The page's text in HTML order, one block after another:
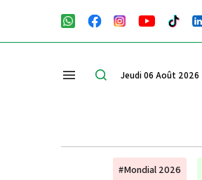
Jeudi 06 Août 2026
#Mondial 2026